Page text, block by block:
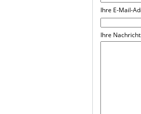
Ihre E-Mail-
Ihre